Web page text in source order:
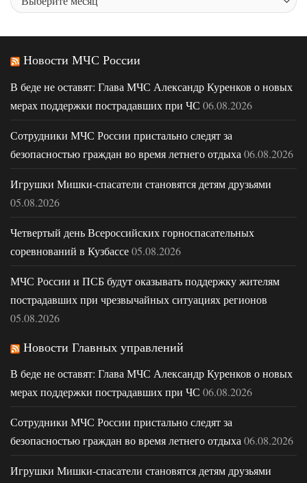
Новости МЧС России
В беде не оставят: Глава МЧС Александр Куренков о новых
мерах поддержки пострадавших при ЧС 06.08.2026
Сотрудники МЧС России пристально следят за
безопасностью граждан во время летнего отдыха 06.08.2026
Игрушки Мишки-спасатели становятся детям друзьями
05.08.2026
Четвертый день Всероссийских горноспасательных
соревнований в Кузбассе05.08.2026
МЧС России и ПСБ будут оказывать поддержку жителям
пострадавших при чрезвычайных ситуациях регионов
05.08.2026
Новости Главных управлений
В беде не оставят: Глава МЧС Александр Куренков о новых
мерах поддержки пострадавших при ЧС 06.08.2026
Сотрудники МЧС России пристально следят за
безопасностью граждан во время летнего отдыха 06.08.2026
Игрушки Мишки-спасатели становятся детям друзьями